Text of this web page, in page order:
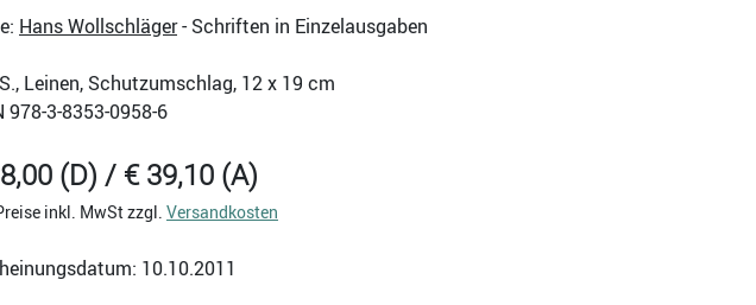
Hans Wollschläger- Schriften in Einzelausgaben
S., Leinen, Schutzumschlag, 12 x 19 cm
978-3-8353-0958-6
(D) / € 39,10 (A)
inkl. MwSt zzgl. Versandkosten
10.10.2011